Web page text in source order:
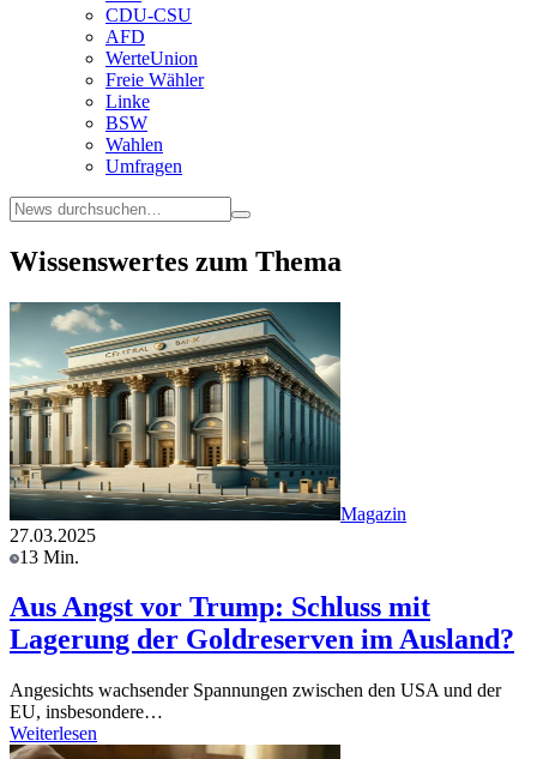
CDU-CSU
AFD
WerteUnion
Freie Wähler
Linke
BSW
Wahlen
Umfragen
Wissenswertes zum Thema
Magazin
27.03.2025
13 Min.
Aus Angst vor Trump: Schluss mit
Lagerung der Goldreserven im Ausland?
Angesichts wachsender Spannungen zwischen den USA und der
EU, insbesondere…
Weiterlesen